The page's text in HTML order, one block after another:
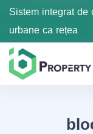
Sistem integrat de
urbane ca rețea